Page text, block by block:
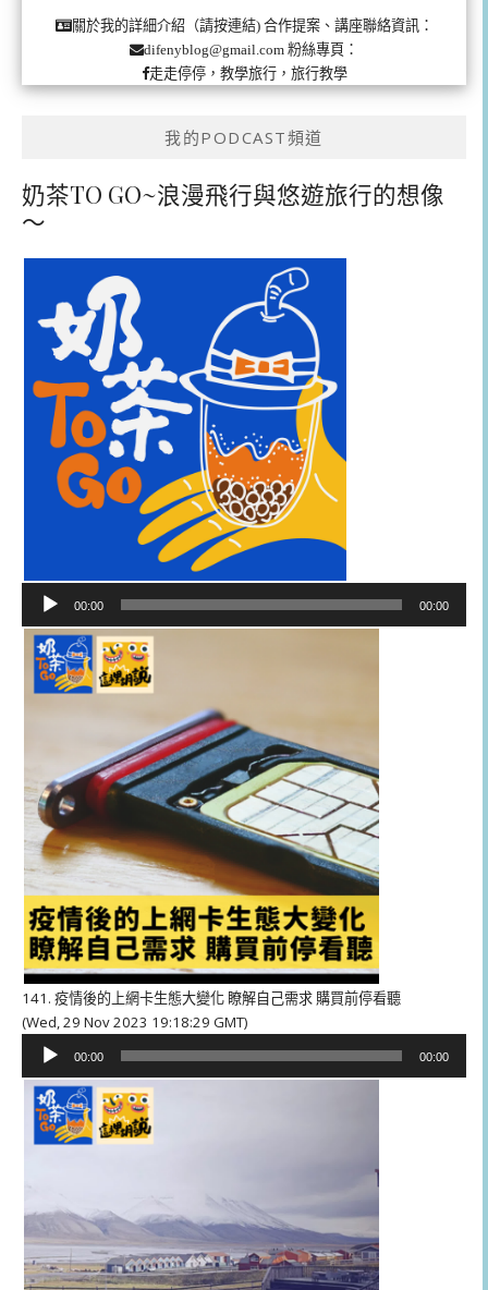
關於我的詳細介紹（請按連結)合作提案、講座聯絡資訊：
difenyblog@gmail.com 粉絲專頁：
走走停停，教學旅行，旅行教學
我的PODCAST頻道
奶茶TO GO~浪漫飛行與悠遊旅行的想像
～
播
器
00:00 00:00
141. 疫情後的上網卡生態大變化 瞭解自己需求 購買前停看聽
(Wed, 29 Nov 2023 19:18:29 GMT)
播
器
00:00 00:00